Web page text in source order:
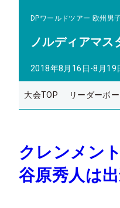
DPワールドツアー 欧州男
ノルディアマス
2018年8月16日-8月19
大会TOP リーダーボー
クレンメン
谷原秀人は